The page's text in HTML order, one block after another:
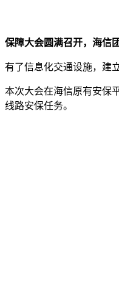
保障大会圆满召开，海信
有了信息化交通设施，建
本次大会在海信原有安保
线路安保任务。